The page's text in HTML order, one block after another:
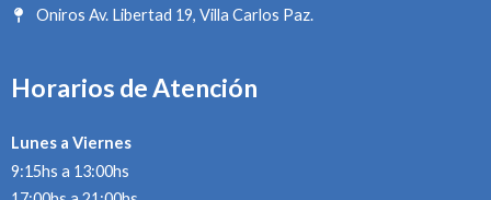
Oniros Av. Libertad 19, Villa Carlos Paz.
Horarios de Atención
Lunes a Viernes
9:15hs a 13:00hs